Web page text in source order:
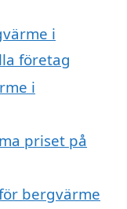
i
företag
i
priset på
bergvärme